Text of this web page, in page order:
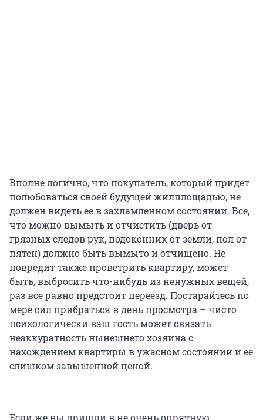
Вполне логично, что покупатель, который придет
полюбоваться своей будущей жилплощадью, не
должен видеть ее в захламленном состоянии. Все,
что можно вымыть и отчистить (дверь от
грязных следов рук, подоконник от земли, пол от
пятен) должно быть вымыто и отчищено. Не
повредит также проветрить квартиру, может
быть, выбросить что-нибудь из ненужных вещей,
раз все равно предстоит переезд. Постарайтесь по
мере сил прибраться в день просмотра – чисто
психологически ваш гость может связать
неаккуратность нынешнего хозяина с
нахождением квартиры в ужасном состоянии и ее
слишком завышенной ценой.
Если же вы пришли в не очень опрятную